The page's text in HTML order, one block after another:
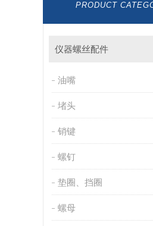
PRODUCT
仪器螺丝配件
油嘴
堵头
销键
螺钉
垫圈、挡圈
螺母